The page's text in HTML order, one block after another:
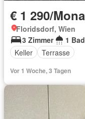
€ 1 290/
Floridsdorf, Wien
3 Zimmer
1
Keller
Terrasse
Vor 1 Woche, 3 Tagen